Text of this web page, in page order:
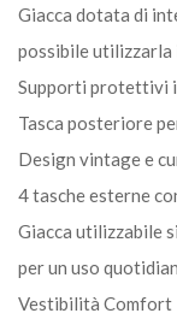
Giacca dotata di
possibile
Supporti protettivi
Tasca posteriore
Design vintage e
4 tasche esterne
Giacca utilizzabile
per un uso
Vestibilità Comfort